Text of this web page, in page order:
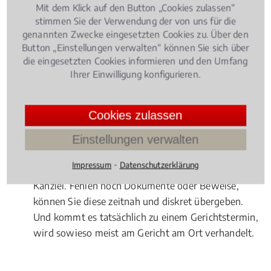
Experte beauftragt werden sollte.
Vorteile für Fachanwälte vor Ort
Geht es um einen internationalen Fonds, dessen
Geschädigte deutschlandweit hauptsächlich von
klar dorthin wenden. Ansonsten hat ein Fachanwalt
in bzw. bei Dieburg klare Vorteile: Vor-Ortgespräche
mit der Gegenseite sind schnell durchführbar. Sind
dazu noch kurzfristig Absprachen mit Ihrem Anwalt
notwendig, haben Sie selbst kurze Wege in die
Kanzlei. Fehlen noch Dokumente oder Beweise,
können Sie diese zeitnah und diskret übergeben.
Und kommt es tatsächlich zu einem Gerichtstermin,
wird sowieso meist am Gericht am Ort verhandelt.
Mit dem Klick auf den Button „Cookies zulassen“
stimmen Sie der Verwendung der von uns für die
genannten Zwecke eingesetzten Cookies zu. Über den
Button „Einstellungen verwalten“ können Sie sich über
die eingesetzten Cookies informieren und den Umfang
Ihrer Einwilligung konfigurieren.
Cookies zulassen
Einstellungen verwalten
Impressum ⁃ Datenschutzerklärung